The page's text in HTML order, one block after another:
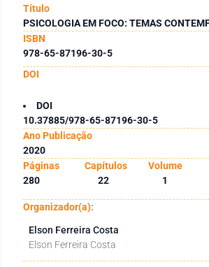
Título
PSICOLOGIA EM FOCO: TEMAS
ISBN
978-65-87196-30-5
DOI
DOI
10.37885/978-65-87196-30-5
Ano Publicação
2020
Páginas
Capítulos Volume
280
22 1
Organizador(a):
Elson Ferreira Costa
Elson Ferreira Costa